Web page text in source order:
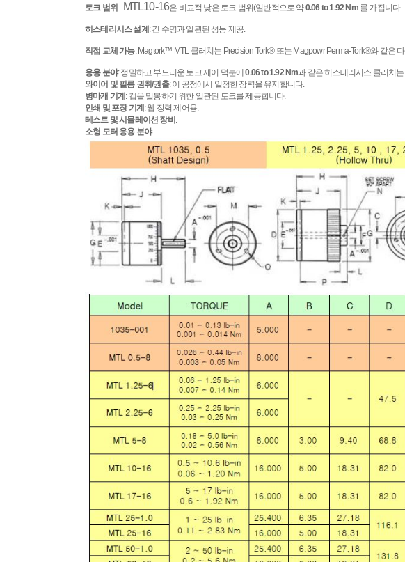
토크 범위 : MTL10-16은 비교적 낮은 토크 범위(일반적으로 약0.06 to 1.92 Nm를 가집니다.
히스테리시스 설계 : 긴 수명과 일관된 성능 제공.
직접 교체 가능: Magtork™ MTL 클러치는 Precision Tork® 또는 Magpowr Perma-Tork®와 같은
응용 분야: 정밀하고 부드러운 토크 제어 덕분에0.06 to 1.92 Nm과 같은 히스테리시스 클러치
와이어 및 필름 권취/권출: 이 공정에서 일정한 장력을 유지합니다.
병마개 기계 : 캡을 밀봉하기 위한 일관된 토크를 제공합니다.
인쇄 및 포장 기계 : 웹 장력 제어용.
테스트 및 시뮬레이션 장비 .
소형 모터 응용 분야.